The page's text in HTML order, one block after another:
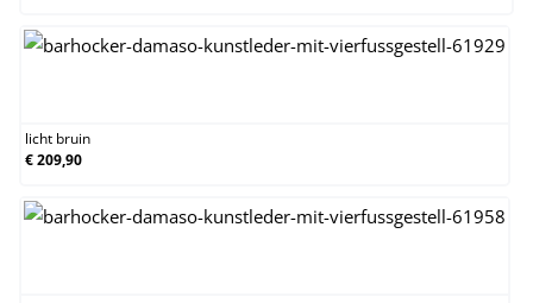
licht bruin
€ 209,90